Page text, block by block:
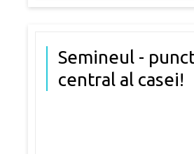
Semineul -
central al casei!